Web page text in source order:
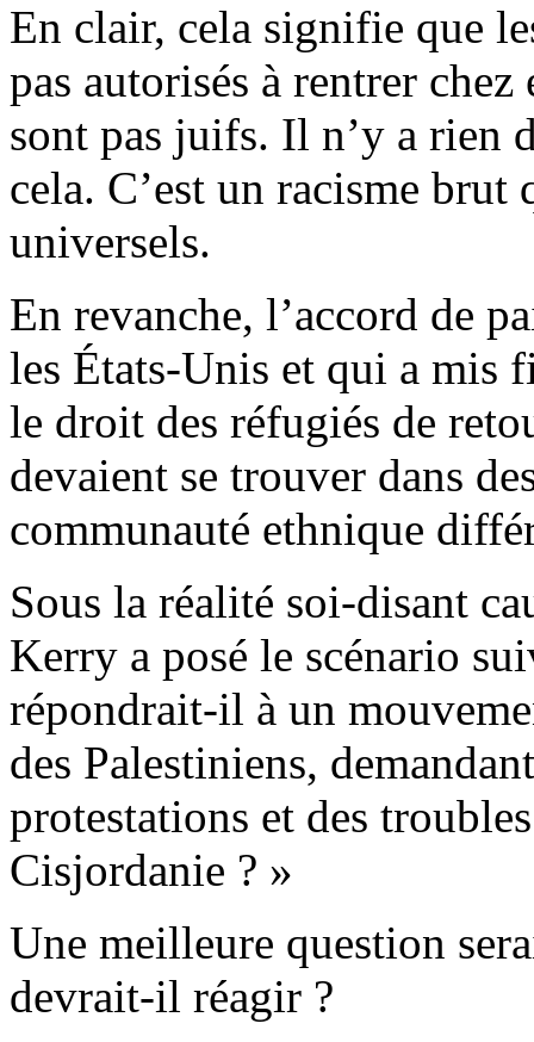
En clair, cela signifie que
pas autorisés à rentrer
sont pas juifs. Il n’y a rien
cela. C’est un racisme
universels.
En revanche, l’accord de
les États-Unis et qui a mis
le droit des réfugiés de
devaient se trouver dans
communauté ethnique
Sous la réalité soi-disant
Kerry a posé le scénario
répondrait-il à un
des Palestiniens,
protestations et des
Cisjordanie ? »
Une meilleure question
devrait-il réagir ?